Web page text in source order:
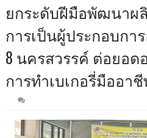
ยกระดับฝีมือพัฒนาผ
การเป็นผู้ประกอบกา
8 นครสวรรค์ ต่อยอ
การทำเบเกอรี่มืออา